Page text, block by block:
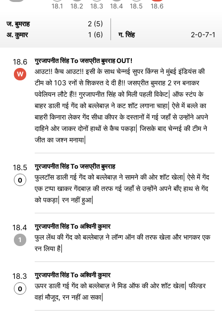
18.1
18.2
18.3
18.4
18.5
18.6
ज. बुमराह
2 (5)
अ. कुमार
1 (6) ग. सिंह 2-0-7-1
18.6
W
गुरजापनीत सिंह To जसप्रीत बुमराह OUT!
आउट!! कैच आउट!! इसी के साथ चेन्नई सुपर किंग्स ने मुंबई इंडियंस की
टीम को 103 रनों से शिकस्त दे दी है!! जसप्रीत बुमराह 2 रन बनाकर
पवेलियन लौटे हैं!! गुरजापनीत सिंह को मिली पहली विकेट| ऑफ स्टंप के
बाहर डाली गई गेंद को बल्लेबाज़ ने कट शॉट लगाना चाहा| ऐसे में बल्ले का
बाहरी किनारा लेकर गेंद सीधा कीपर के दस्तानों में गई जहाँ से उन्होंने अपने
दाहिने ओर जाकर दोनों हाथों से कैच पकड़ा| जिसके बाद चेन्नई की टीम ने
जीत का जश्न मनाया|
18.5
0
गुरजापनीत सिंह To जसप्रीत बुमराह
फुलटॉस डाली गई गेंद को बल्लेबाज़ ने सामने की ओर शॉट खेला| ऐसे में गेंद
एक टप्पा खाकर गेंदबाज़ की तरफ गई जहाँ से उन्होंने अपने बाँए हाथ से गेंद
को पकड़ा| रन नहीं हुआ|
18.4
1
गुरजापनीत सिंह To अश्विनी कुमार
फुल लेंथ की गेंद को बल्लेबाज़ ने लॉन्ग ऑन की तरफ खेला और भागकर एक
रन लिया है|
18.3
0
गुरजापनीत सिंह To अश्विनी कुमार
ऊपर डाली गई गेंद को बल्लेबाज़ ने मिड ऑफ की ओर शॉट खेला| फील्डर
वहां मौजूद, रन नहीं आ सका|